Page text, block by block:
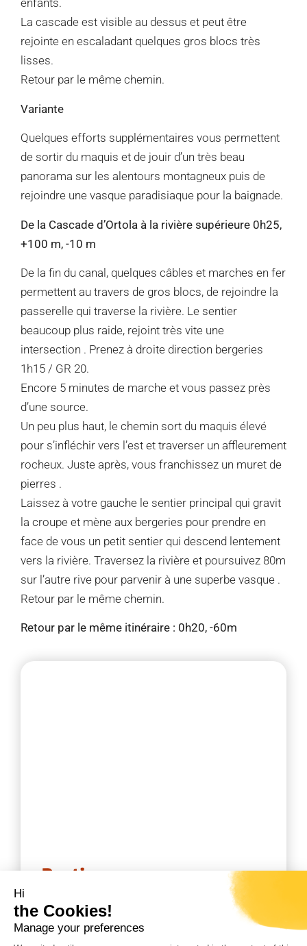
Hi
the Cookies!
Manage your preferences
enfants.
La cascade est visible au dessus et peut être
rejointe en escaladant quelques gros blocs très
lisses.
Retour par le même chemin.
Variante
Quelques efforts supplémentaires vous permettent
de sortir du maquis et de jouir d’un très beau
panorama sur les alentours montagneux puis de
rejoindre une vasque paradisiaque pour la baignade.
De la Cascade d’Ortola à la rivière supérieure 0h25,
+100 m, -10 m
De la fin du canal, quelques câbles et marches en fer
permettent au travers de gros blocs, de rejoindre la
passerelle qui traverse la rivière. Le sentier
beaucoup plus raide, rejoint très vite une
intersection . Prenez à droite direction bergeries
1h15 / GR 20.
Encore 5 minutes de marche et vous passez près
d’une source.
Un peu plus haut, le chemin sort du maquis élevé
pour s’infléchir vers l’est et traverser un affleurement
rocheux. Juste après, vous franchissez un muret de
pierres .
Laissez à votre gauche le sentier principal qui gravit
la croupe et mène aux bergeries pour prendre en
face de vous un petit sentier qui descend lentement
vers la rivière. Traversez la rivière et poursuivez 80m
sur l’autre rive pour parvenir à une superbe vasque .
Retour par le même chemin.
Retour par le même itinéraire : 0h20, -60m
Pratique
GPS départ : N 42°01’25.2’’/ E
9°04’13.4’’